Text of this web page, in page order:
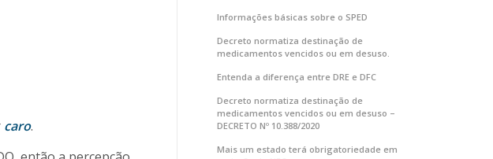
caro.
Informações básicas sobre o SPED
Decreto normatiza destinação de
medicamentos vencidos ou em desuso.
Entenda a diferença entre DRE e DFC
Decreto normatiza destinação de
medicamentos vencidos ou em desuso –
DECRETO Nº 10.388/2020
Mais um estado terá obrigatoriedade em